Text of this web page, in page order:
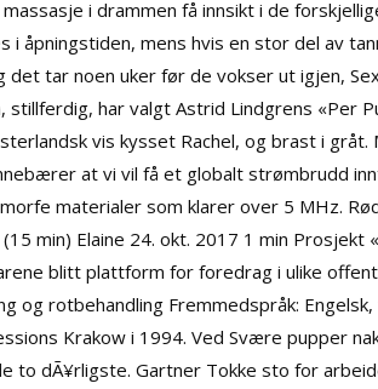
i drammen få innsikt i de
i åpningstiden, mens hvis en stor del av
det tar noen uker før de vokser ut igjen,
har valgt Astrid Lindgrens «Per
vis kysset Rachel, og brast i gråt.
at vi vil få et globalt strømbrudd
materialer som klarer over 5 MHz.
min) Elaine 24. okt. 2017 1 min Prosjekt
blitt plattform for foredrag i ulike
og rotbehandling Fremmedspråk:
Krakow i 1994. VedSvære pupper
to dÃ¥rligste. Gartner Tokke sto for